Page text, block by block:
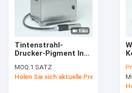
Tintenstrahl-
Drucker-Pigment Ink
Aushaumaschine CIJ
industrielle
MOQ:1 SATZ
Holen Sie sich aktuelle Preis